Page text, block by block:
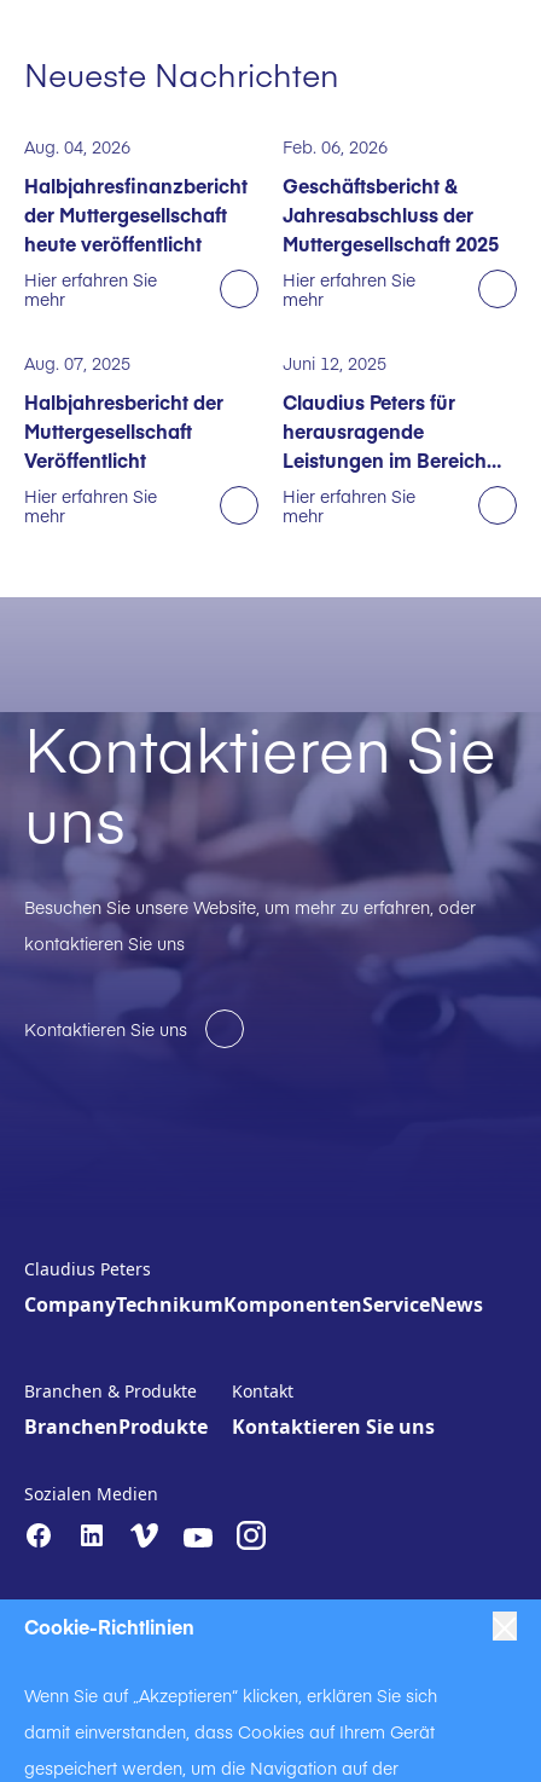
Cookie-Richtlinien
Wenn Sie auf „Akzeptieren“ klicken, erklären Sie sich
damit einverstanden, dass Cookies auf Ihrem Gerät
gespeichert werden, um die Navigation auf der
Neueste Nachrichten
Aug. 04, 2026
Halbjahresfinanzbericht
der Muttergesellschaft
heute veröffentlicht
Hier erfahren Sie
mehr
Feb. 06, 2026
Geschäftsbericht &
Jahresabschluss der
Muttergesellschaft 2025
Hier erfahren Sie
mehr
Aug. 07, 2025
Halbjahresbericht der
Muttergesellschaft
Veröffentlicht
Hier erfahren Sie
mehr
Juni 12, 2025
Claudius Peters für
herausragende
Leistungen im Bereich
Nachhaltigkeit
ausgezeichnet
Hier erfahren Sie
mehr
Kontaktieren Sie
uns
Besuchen Sie unsere Website, um mehr zu erfahren, oder
kontaktieren Sie uns
Kontaktieren Sie uns
Claudius Peters
CompanyTechnikumKomponentenServiceNews
Branchen & Produkte
BranchenProdukte
Kontakt
Kontaktieren Sie uns
Sozialen Medien